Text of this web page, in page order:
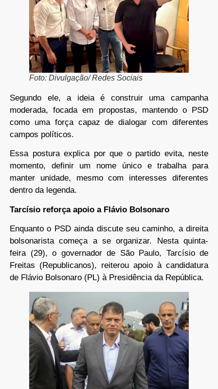
Foto: Divulgação/ Redes Sociais
Segundo ele, a ideia é construir uma campanha
moderada, focada em propostas, mantendo o PSD
como uma força capaz de dialogar com diferentes
campos políticos.
Essa postura explica por que o partido evita, neste
momento, definir um nome único e trabalha para
manter unidade, mesmo com interesses diferentes
dentro da legenda.
Tarcísio reforça apoio a Flávio Bolsonaro
Enquanto o PSD ainda discute seu caminho, a direita
bolsonarista começa a se organizar. Nesta quinta-
feira (29), o governador de São Paulo, Tarcísio de
Freitas (Republicanos), reiterou apoio à candidatura
de Flávio Bolsonaro (PL) à Presidência da República.